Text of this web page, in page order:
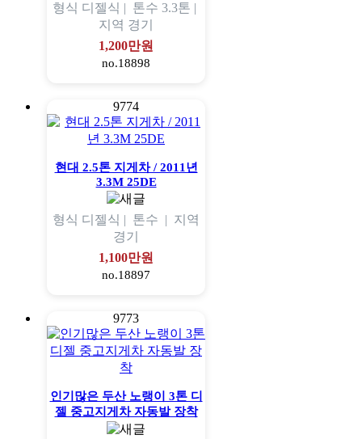
형식 디젤식 | 톤수 3.3톤 |
지역 경기
1,200만원
no.18898
9774
현대 2.5톤 지게차 / 2011년
3.3M 25DE
형식 디젤식 | 톤수 | 지역
경기
1,100만원
no.18897
9773
인기많은 두산 노랭이 3톤 디
젤 중고지게차 자동발 장착